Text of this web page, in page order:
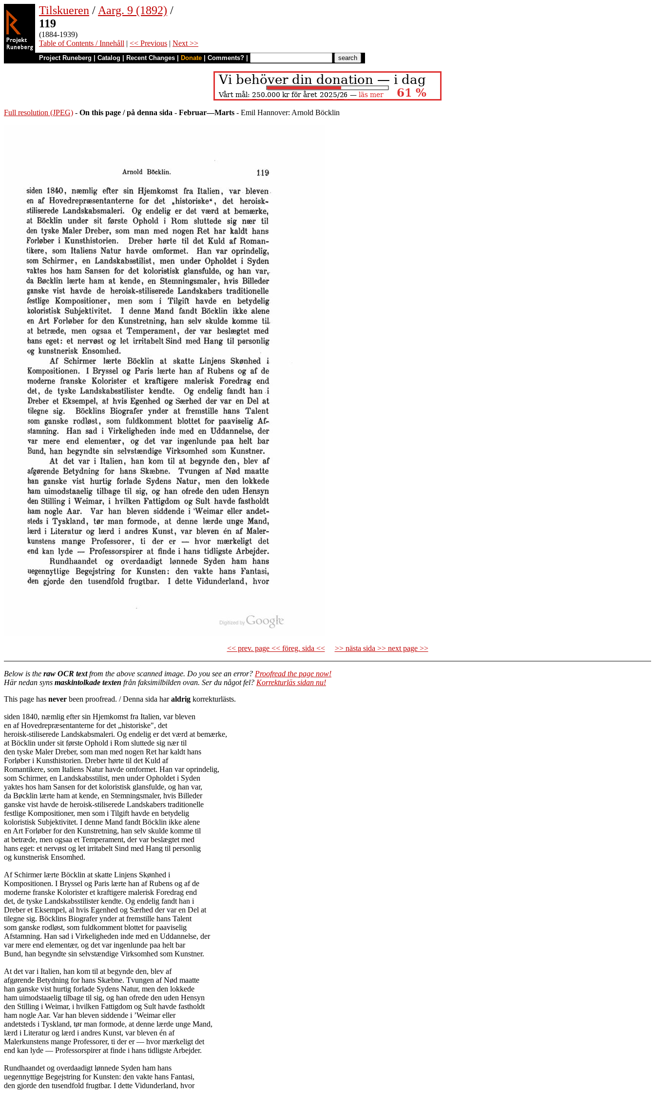
Tilskueren / Aarg. 9 (1892) /
119
(1884-1939)
Table of Contents / Innehåll | << Previous | Next >>
Project Runeberg Catalog Recent Changes Donate Comments?
Full resolution (JPEG) - On this page / på denna sida - Februar—Marts - Emil Hannover: Arnold Böcklin
<< prev. page << föreg. sida << >> nästa sida >> next page >>
Below is the raw OCR textfrom the above scanned image. Do you see an error? Proofread the page now!
Här nedan syns maskintolkade texten från faksimilbilden ovan. Ser du något fel? Korrekturläs sidan nu!
This page has never been proofread. / Denna sida haraldrig korrekturlästs.
siden 1840, næmlig efter sin Hjemkomst fra Italien, var bleven
en af Hovedrepræsentanterne for det „historiske", det
heroisk-stiliserede Landskabsmaleri. Og endelig er det værd at bemærke,
at Böcklin under sit første Ophold i Rom sluttede sig nær til
den tyske Maler Dreber, som man med nogen Ret har kaldt hans
Forløber i Kunsthistorien. Dreber hørte til det Kuld af
Romantikere, som Italiens Natur havde omformet. Han var oprindelig,
som Schirmer, en Landskabsstilist, men under Opholdet i Syden
yaktes hos ham Sansen for det koloristisk glansfulde, og han var,
da Bøcklin lærte ham at kende, en Stemningsmaler, hvis Billeder
ganske vist havde de heroisk-stiliserede Landskabers traditionelle
festlige Kompositioner, men som i Tilgift havde en betydelig
koloristisk Subjektivitet. I denne Mand fandt Böcklin ikke alene
en Art Forløber for den Kunstretning, han selv skulde komme til
at betræde, men ogsaa et Temperament, der var beslægtet med
hans eget: et nervøst og let irritabelt Sind med Hang til personlig
og kunstnerisk Ensomhed.
Af Schirmer lærte Böcklin at skatte Linjens Skønhed i
Kompositionen. I Bryssel og Paris lærte han af Rubens og af de
moderne franske Kolorister et kraftigere malerisk Foredrag end
det, de tyske Landskabsstilister kendte. Og endelig fandt han i
Dreber et Eksempel, al hvis Egenhed og Særhed der var en Del at
tilegne sig. Böcklins Biografer ynder at fremstille hans Talent
som ganske rodløst, som fuldkomment blottet for paaviselig
Afstamning. Han sad i Virkeligheden inde med en Uddannelse, der
var mere end elementær, og det var ingenlunde paa helt bar
Bund, han begyndte sin selvstændige Virksomhed som Kunstner.
At det var i Italien, han kom til at begynde den, blev af
afgørende Betydning for hans Skæbne. Tvungen af Nød maatte
han ganske vist hurtig forlade Sydens Natur, men den lokkede
ham uimodstaaelig tilbage til sig, og han ofrede den uden Hensyn
den Stilling i Weimar, i hvilken Fattigdom og Sult havde fastholdt
ham nogle Aar. Var han bleven siddende i ’Weimar eller
andetsteds i Tyskland, tør man formode, at denne lærde unge Mand,
lærd i Literatur og lærd i andres Kunst, var bleven én af
Malerkunstens mange Professorer, ti der er — hvor mærkeligt det
end kan lyde — Professorspirer at finde i hans tidligste Arbejder.
Rundhaandet og overdaadigt lønnede Syden ham hans
uegennyttige Begejstring for Kunsten: den vakte hans Fantasi,
den gjorde den tusendfold frugtbar. I dette Vidunderland, hvor